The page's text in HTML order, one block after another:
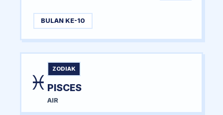
BULAN KE-10
♓
ZODIAK
PISCES
AIR